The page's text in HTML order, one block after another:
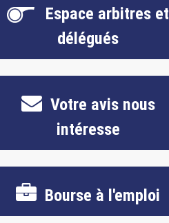
Espace arbitres et
délégués
Votre avis nous
intéresse
Bourse à l'emploi